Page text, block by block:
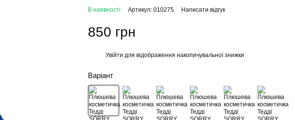
В наявності Артикул: 010275 Написати відгук
850 грн
Увійти для відображення накопичувальної знижки
Варіант